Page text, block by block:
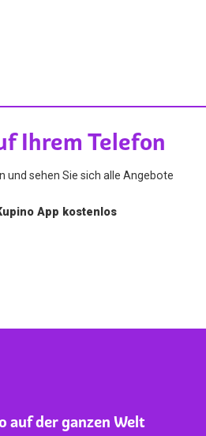
Ihrem Telefon
und sehen Sie sich alle Angebote
App kostenlos
auf der ganzen Welt